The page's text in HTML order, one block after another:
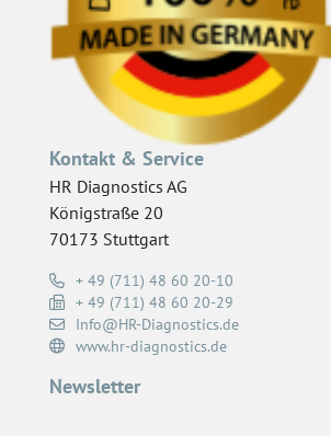
Kontakt & Service
HR Diagnostics AG
Königstraße 20
70173 Stuttgart
+ 49 (711) 48 60 20-10
+ 49 (711) 48 60 20-29
Info@HR-Diagnostics.de
www.hr-diagnostics.de
Newsletter